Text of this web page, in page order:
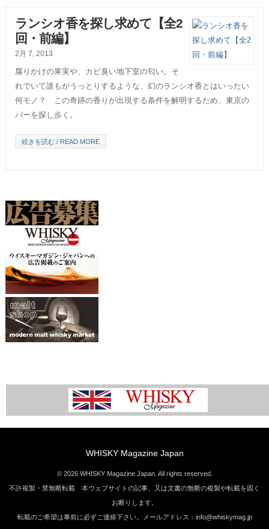
ランシオ香を探し求めて【全2
回・前編】
2月 7, 2013
腐りかけの果実や、カビ臭い地下室の匂い。そ
れでいて誰もがうっとりするような、幻のランシオ香とはいったい
何モノ？ この奇跡の香りが出現する条件を解明するため、東京の
バーを探し歩く。
続きを読む / READ MORE
WHISKY Magazine Japan
© 2026 WHISKY Magazine Japan. All rights reserved.
不許複製・禁無断転載 本ウェブサイトの記事、又は文書の無断の複製や転載を固く
お断りします。
転載のご希望は事前に必ずご連絡下さい。メールアドレス：info@whiskymag.jp